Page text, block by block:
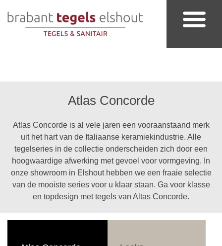
Atlas Concorde
Atlas Concorde is al vele jaren een vooraanstaand merk
uit het hart van de Italiaanse keramiekindustrie. Alle
tegelseries in de collectie onderscheiden zich door een
hoogwaardige afwerking met gevoel voor vormgeving. In
onze showroom in Elshout hebben we een fraaie selectie
van de mooiste series voor u klaar staan. Ga voor klasse
en topdesign met tegels van Altas Concorde.